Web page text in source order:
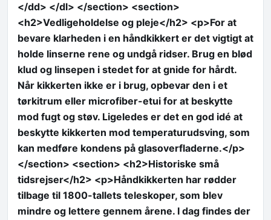
</dd> </dl> </section> <section>
<h2>Vedligeholdelse og pleje</h2> <p>For at
bevare klarheden i en håndkikkert er det vigtigt at
holde linserne rene og undgå ridser. Brug en blød
klud og linsepen i stedet for at gnide for hårdt.
Når kikkerten ikke er i brug, opbevar den i et
tørkitrum eller microfiber-etui for at beskytte
mod fugt og støv. Ligeledes er det en god idé at
beskytte kikkerten mod temperaturudsving, som
kan medføre kondens på glasoverfladerne.</p>
</section> <section> <h2>Historiske små
tidsrejser</h2> <p>Håndkikkerten har rødder
tilbage til 1800-tallets teleskoper, som blev
mindre og lettere gennem årene. I dag findes der